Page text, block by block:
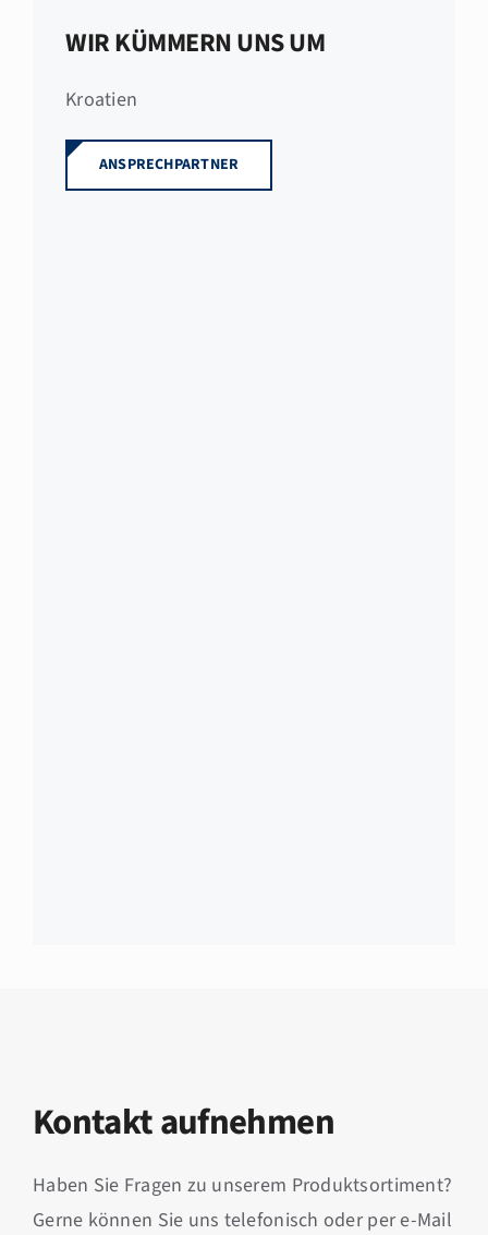
WIR KÜMMERN UNS UM
Kroatien
ANSPRECHPARTNER
Kontakt aufnehmen
Haben Sie Fragen zu unserem Produktsortiment?
Gerne können Sie uns telefonisch oder per e-Mail